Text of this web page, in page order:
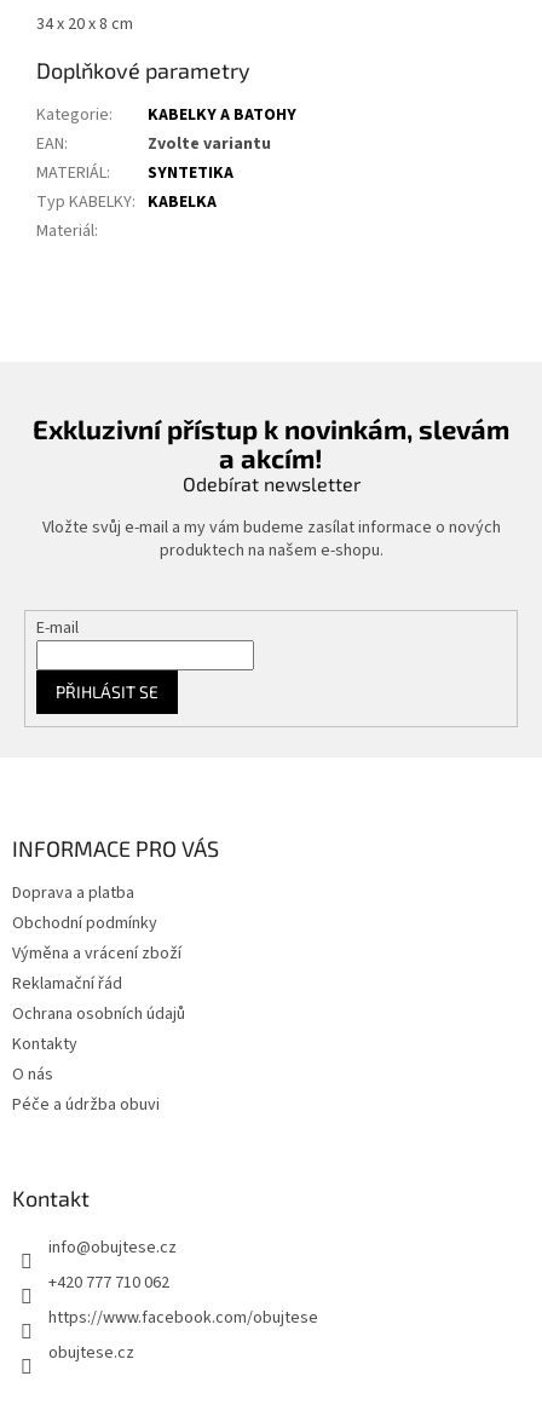
34 x 20 x 8 cm
Doplňkové parametry
Kategorie:
KABELKY A BATOHY
EAN:
Zvolte variantu
MATERIÁL:
SYNTETIKA
Typ KABELKY: KABELKA
Materiál:
Exkluzivní přístup k novinkám, slevám
a akcím!
Odebírat newsletter
Vložte svůj e-mail a my vám budeme zasílat informace o nových
produktech na našem e-shopu.
E-mail
PŘIHLÁSIT SE
INFORMACE PRO VÁS
Doprava a platba
Obchodní podmínky
Výměna a vrácení zboží
Reklamační řád
Ochrana osobních údajů
Kontakty
O nás
Péče a údržba obuvi
Kontakt
info@obujtese.cz
+420 777 710 062
https://www.facebook.com/obujtese
obujtese.cz